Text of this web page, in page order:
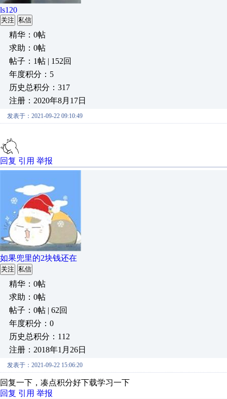
ls120
关注 私信
精华：0帖
求助：0帖
帖子：1帖 | 152回
年度积分：5
历史总积分：317
注册：2020年8月17日
发表于：2021-09-22 09:10:49
回复 引用 举报
如果兜里的2块钱还在
关注 私信
精华：0帖
求助：0帖
帖子：0帖 | 62回
年度积分：0
历史总积分：112
注册：2018年1月26日
发表于：2021-09-22 15:06:20
回复一下，凑点积分好下载学习一下
回复 引用 举报